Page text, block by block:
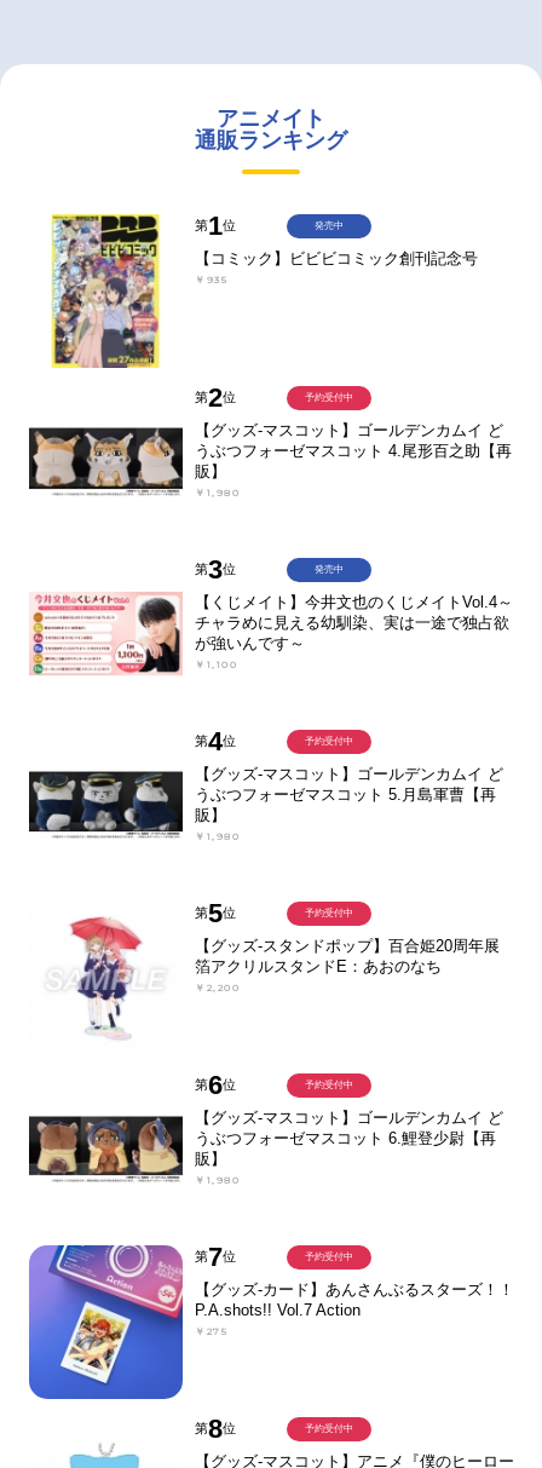
アニメイト
通販ランキング
第1位
【コミック】ビビビコミック創刊記念号
￥935
発売中
第2位
【グッズ-マスコット】ゴールデンカムイ ど
うぶつフォーゼマスコット 4.尾形百之助【再
販】
￥1,980
予約受付中
第3位
【くじメイト】今井文也のくじメイトVol.4～
チャラめに見える幼馴染、実は一途で独占欲
が強いんです～
￥1,100
発売中
第4位
【グッズ-マスコット】ゴールデンカムイ ど
うぶつフォーゼマスコット 5.月島軍曹【再
販】
￥1,980
予約受付中
第5位
【グッズ-スタンドポップ】百合姫20周年展
箔アクリルスタンドE：あおのなち
￥2,200
予約受付中
第6位
【グッズ-マスコット】ゴールデンカムイ ど
うぶつフォーゼマスコット 6.鯉登少尉【再
販】
￥1,980
予約受付中
第7位
【グッズ-カード】あんさんぶるスターズ！！
P.A.shots!! Vol.7 Action
￥275
予約受付中
第8位
【グッズ-マスコット】アニメ『僕のヒーロー
予約受付中